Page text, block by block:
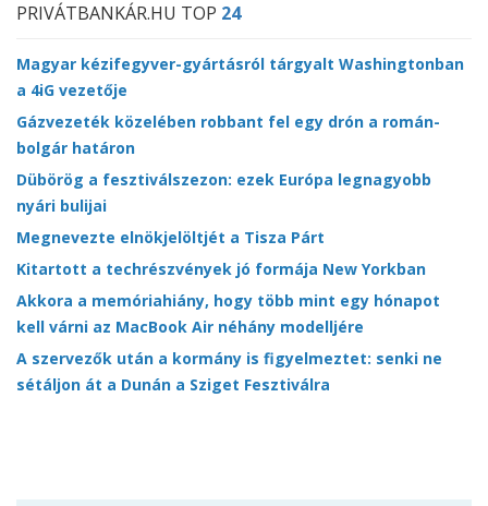
PRIVÁTBANKÁR.HU TOP 24
Magyar kézifegyver-gyártásról tárgyalt Washingtonban
a 4iG vezetője
Gázvezeték közelében robbant fel egy drón a román-
bolgár határon
Dübörög a fesztiválszezon: ezek Európa legnagyobb
nyári bulijai
Megnevezte elnökjelöltjét a Tisza Párt
Kitartott a techrészvények jó formája New Yorkban
Akkora a memóriahiány, hogy több mint egy hónapot
kell várni az MacBook Air néhány modelljére
A szervezők után a kormány is figyelmeztet: senki ne
sétáljon át a Dunán a Sziget Fesztiválra